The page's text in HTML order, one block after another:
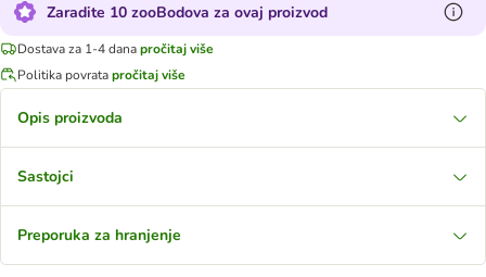
Zaradite 10 zooBodova za ovaj proizvod
Dostava za 1-4 danapročitaj više
Politika povratapročitaj više
Opis proizvoda
Sastojci
Preporuka za hranjenje